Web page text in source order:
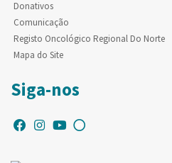
Donativos
Comunicação
Registo Oncológico Regional Do Norte
Mapa do Site
Siga-nos